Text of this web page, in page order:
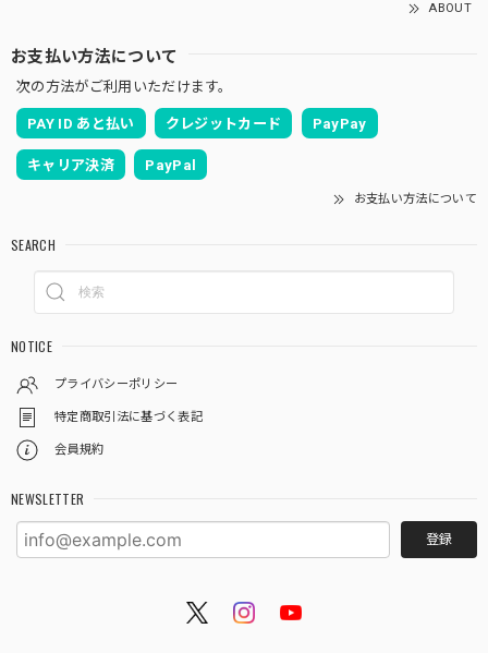
ABOUT
お支払い方法について
次の方法がご利用いただけます。
PAY ID あと払い クレジットカード PayPay
キャリア決済 PayPal
お支払い方法について
SEARCH
NOTICE
プライバシーポリシー
特定商取引法に基づく表記
会員規約
NEWSLETTER
登録